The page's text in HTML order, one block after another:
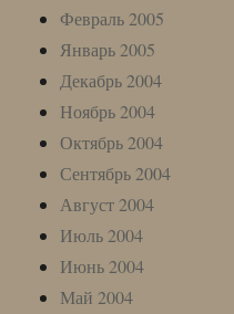
Февраль 2005
Январь 2005
Декабрь 2004
Ноябрь 2004
Октябрь 2004
Сентябрь 2004
Август 2004
Июль 2004
Июнь 2004
Май 2004